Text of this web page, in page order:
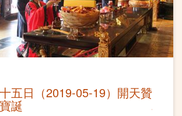
五日（2019-05-19）開天贊
誕